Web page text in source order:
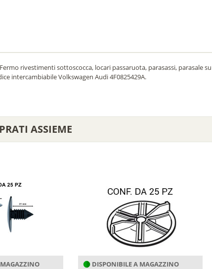
rivestimenti sottoscocca, locari passaruota, parasassi, parasale su
intercambiabile Volkswagen Audi 4F0825429A.
ASSIEME
DISPONIBILE A MAGAZZINO